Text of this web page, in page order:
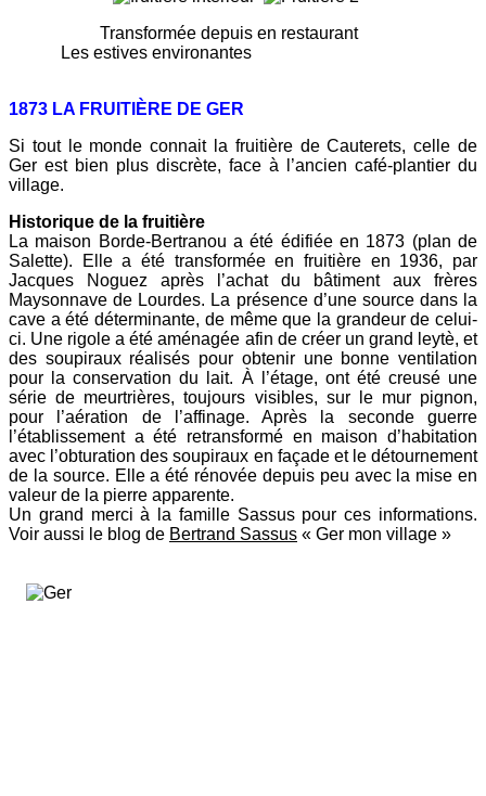
Transformée depuis en restaurant
Les estives environantes
1873 LA FRUITIÈRE DE GER
Si tout le monde connait la fruitière de Cauterets, celle de
Ger est bien plus discrète, face à l’ancien café-plantier du
village.
Historique de la fruitière
La maison Borde-Bertranou a été édifiée en 1873 (plan de
Salette). Elle a été transformée en fruitière en 1936, par
Jacques Noguez après l’achat du bâtiment aux frères
Maysonnave de Lourdes. La présence d’une source dans la
cave a été déterminante, de même que la grandeur de celui-
ci. Une rigole a été aménagée afin de créer un grand leytè, et
des soupiraux réalisés pour obtenir une bonne ventilation
pour la conservation du lait. À l’étage, ont été creusé une
série de meurtrières, toujours visibles, sur le mur pignon,
pour l’aération de l’affinage. Après la seconde guerre
l’établissement a été retransformé en maison d’habitation
avec l’obturation des soupiraux en façade et le détournement
de la source. Elle a été rénovée depuis peu avec la mise en
valeur de la pierre apparente.
Un grand merci à la famille Sassus pour ces informations.
Voir aussi le blog de Bertrand Sassus « Ger mon village »